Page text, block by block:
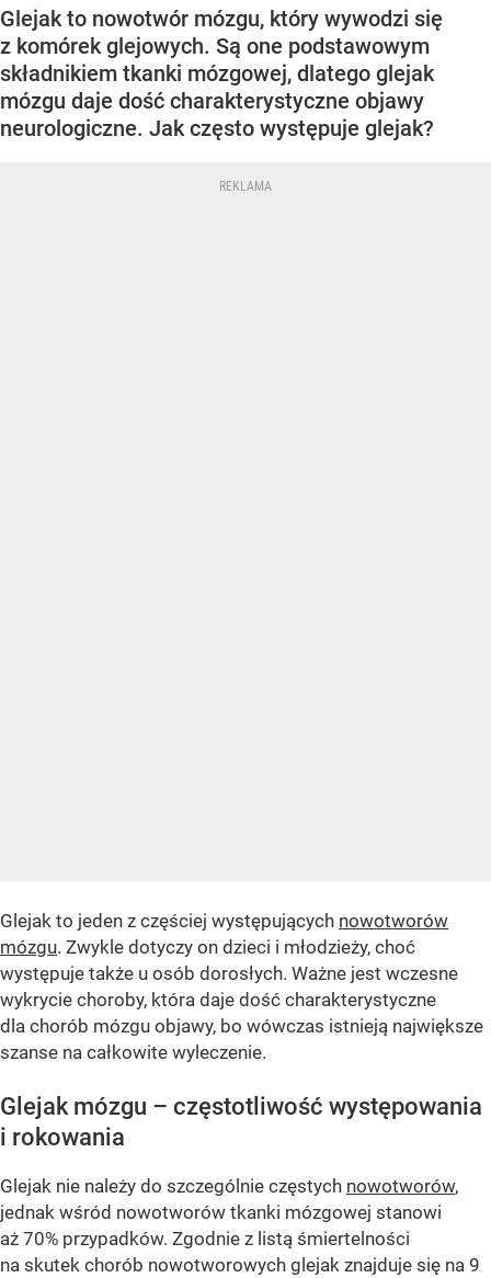
Glejak to nowotwór mózgu, który wywodzi się
z komórek glejowych. Są one podstawowym
składnikiem tkanki mózgowej, dlatego glejak
mózgu daje dość charakterystyczne objawy
neurologiczne. Jak często występuje glejak?
Glejak to jeden z częściej występujących nowotworów
mózgu. Zwykle dotyczy on dzieci i młodzieży, choć
występuje także u osób dorosłych. Ważne jest wczesne
wykrycie choroby, która daje dość charakterystyczne
dla chorób mózgu objawy, bo wówczas istnieją największe
szanse na całkowite wyleczenie.
Glejak mózgu – częstotliwość występowania
i rokowania
Glejak nie należy do szczególnie częstych nowotworów,
jednak wśród nowotworów tkanki mózgowej stanowi
aż 70% przypadków. Zgodnie z listą śmiertelności
na skutek chorób nowotworowych glejak znajduje się na 9